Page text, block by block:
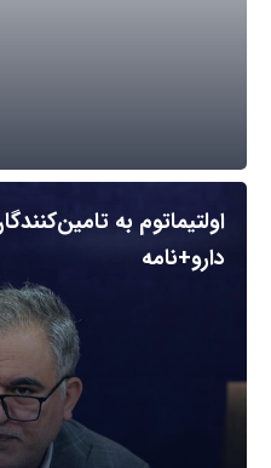
اولتیماتوم به
دارو+نامه